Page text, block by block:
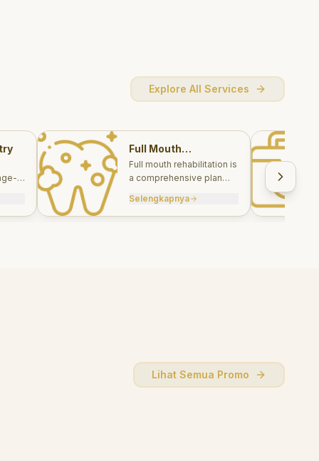
Explore All Services
Full Mouth
Rehabilitations
Full mouth rehabilitation is
a comprehensive plan
aesthetic treatments to
rebuild function, comfort,
Selengkapnya
Lihat Semua Promo